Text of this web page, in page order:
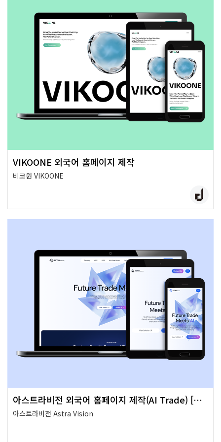
VIKOONE 외국어 홈페이지 제작
비코원 VIKOONE
아스트라비전 외국어 홈페이지 제작(AI Trade) [수출바우처]
아스트라비전 Astra Vision